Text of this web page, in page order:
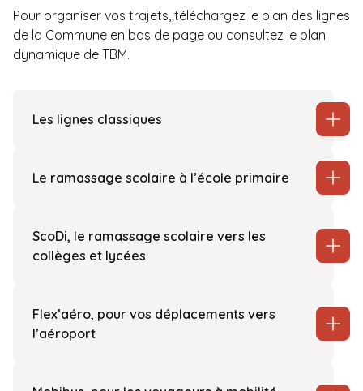
Pour organiser vos trajets, téléchargez le plan des lignes
de la Commune en bas de page ou consultez le plan
dynamique de TBM.
Les lignes classiques
Le ramassage scolaire à l’école primaire
ScoDi, le ramassage scolaire vers les
collèges et lycées
Flex’aéro, pour vos déplacements vers
l’aéroport